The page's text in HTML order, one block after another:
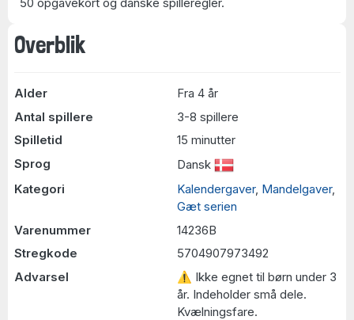
Overblik
Alder
Fra 4 år
Antal spillere
3-8 spillere
Spilletid
15 minutter
Sprog
Dansk
Kategori
Kalendergaver, Mandelgaver,
Gæt serien
Varenummer
14236B
Stregkode
5704907973492
Advarsel
⚠ Ikke egnet til børn under 3
år. Indeholder små dele.
Kvælningsfare.